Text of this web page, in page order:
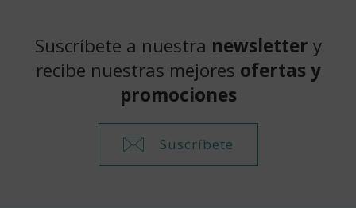
Suscríbete a nuestra newsletter y
recibe nuestras mejores ofertas y
promociones
Suscríbete